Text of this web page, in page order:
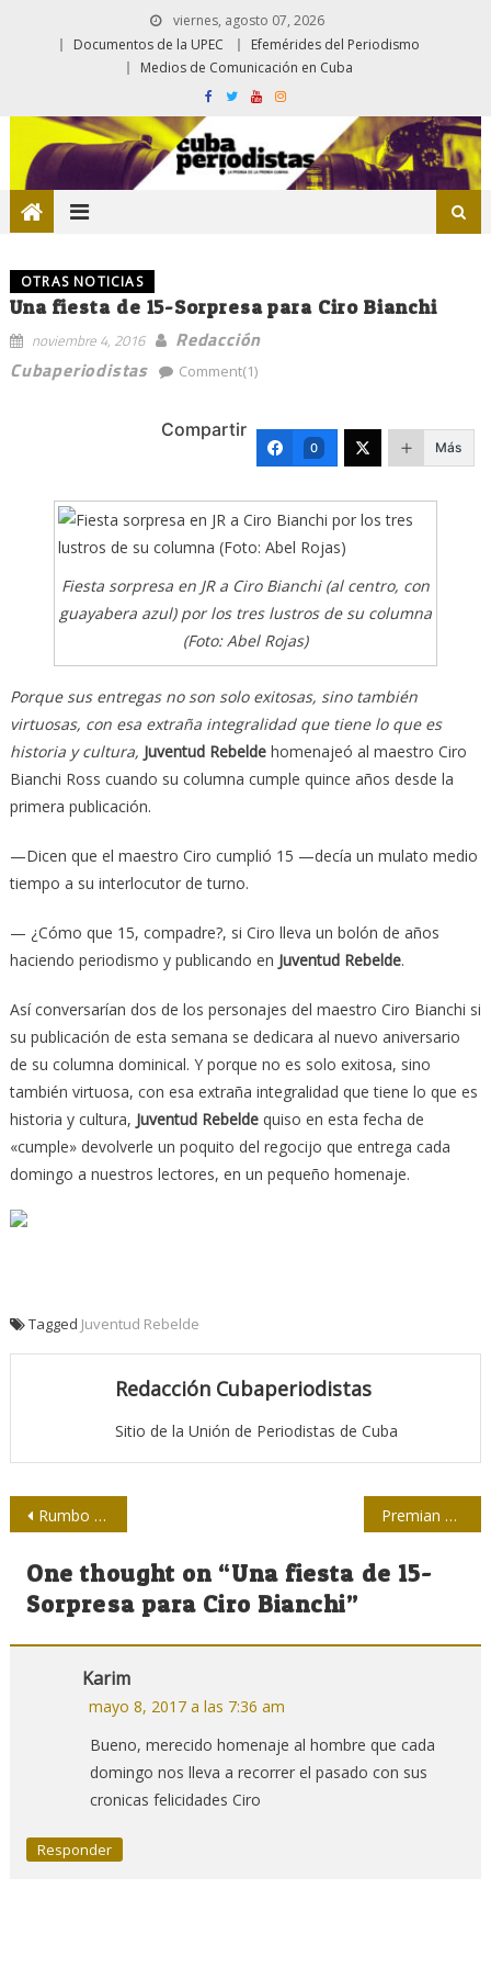
viernes, agosto 07, 2026
Documentos de la UPEC
Efemérides del Periodismo
Medios de Comunicación en Cuba
OTRAS NOTICIAS
Una fiesta de 15-Sorpresa para Ciro Bianchi
noviembre 4, 2016
Redacción
Cubaperiodistas
Comment(1)
Compartir
0 Más
Fiesta sorpresa en JR a Ciro Bianchi (al centro, con
guayabera azul) por los tres lustros de su columna
(Foto: Abel Rojas)
Porque sus entregas no son solo exitosas, sino también
virtuosas, con esa extraña integralidad que tiene lo que es
historia y cultura, Juventud Rebeldehomenajeó al maestro Ciro
Bianchi Ross cuando su columna cumple quince años desde la
primera publicación.
—Dicen que el maestro Ciro cumplió 15 —decía un mulato medio
tiempo a su interlocutor de turno.
— ¿Cómo que 15, compadre?, si Ciro lleva un bolón de años
haciendo periodismo y publicando en Juventud Rebelde.
Así conversarían dos de los personajes del maestro Ciro Bianchi si
su publicación de esta semana se dedicara al nuevo aniversario
de su columna dominical. Y porque no es solo exitosa, sino
también virtuosa, con esa extraña integralidad que tiene lo que es
historia y cultura, Juventud Rebeldequiso en esta fecha de
«cumple» devolverle un poquito del regocijo que entrega cada
domingo a nuestros lectores, en un pequeño homenaje.
Tagged Juventud Rebelde
Redacción Cubaperiodistas
Sitio de la Unión de Periodistas de Cuba
Navegación
de
entradas
Rumbo a la XX Bienal de Humorismo Gráfico Premian obras periodísticas en Festival de la Prensa en Holguín
One thought on “Una fiesta de 15-
Sorpresa para Ciro Bianchi”
Karim
mayo 8, 2017 a las 7:36 am
Bueno, merecido homenaje al hombre que cada
domingo nos lleva a recorrer el pasado con sus
cronicas felicidades Ciro
Responder